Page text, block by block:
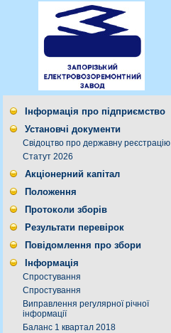
Інформація про підприємство
Установчі документи
Свідоцтво про державну реєстрацію
Статут 2026
Акціонерний капітал
Положення
Протоколи зборів
Результати перевірок
Повідомлення про збори
Інформація
Спростування
Спростування
Виправлення регулярної річної
інформації
Баланс 1 квартал 2018